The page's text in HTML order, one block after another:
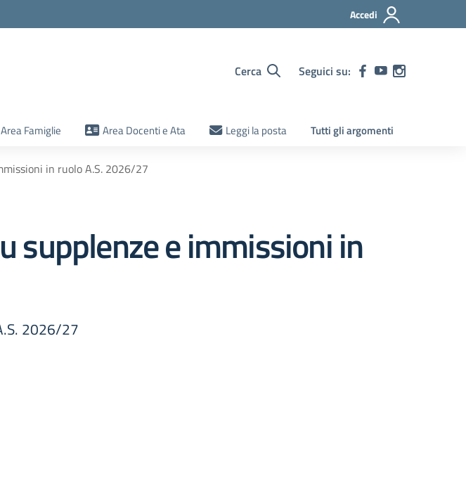
Accedi
Cerca Seguici su:
Area Famiglie Area Docenti e Ata Leggi la posta Tutti gli argomenti
in ruolo A.S. 2026/27
supplenze e immissioni in
2026/27